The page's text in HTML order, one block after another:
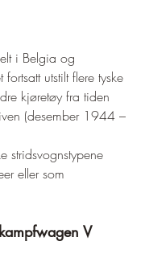
i Belgia og
utstilt flere tyske
kjøretøy fra tiden
(desember 1944 –
stridsvognstypene
eller som
V